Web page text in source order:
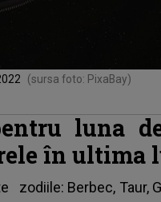
(sursa foto: PixaBay)
luna
în ultima
zodiile: Berbec, Taur,